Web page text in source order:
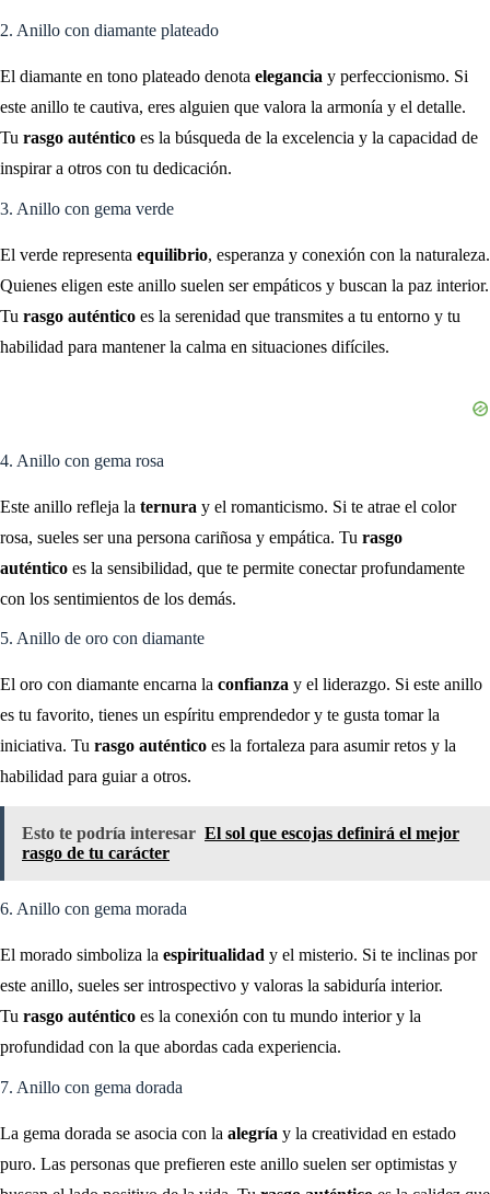
2. Anillo con diamante plateado
El diamante en tono plateado denota elegancia y perfeccionismo. Si
este anillo te cautiva, eres alguien que valora la armonía y el detalle.
Tu rasgo auténtico es la búsqueda de la excelencia y la capacidad de
inspirar a otros con tu dedicación.
3. Anillo con gema verde
El verde representa equilibrio, esperanza y conexión con la naturaleza.
Quienes eligen este anillo suelen ser empáticos y buscan la paz interior.
Tu rasgo auténtico es la serenidad que transmites a tu entorno y tu
habilidad para mantener la calma en situaciones difíciles.
4. Anillo con gema rosa
Este anillo refleja la ternura y el romanticismo. Si te atrae el color
rosa, sueles ser una persona cariñosa y empática. Tu rasgo
auténtico es la sensibilidad, que te permite conectar profundamente
con los sentimientos de los demás.
5. Anillo de oro con diamante
El oro con diamante encarna la confianza y el liderazgo. Si este anillo
es tu favorito, tienes un espíritu emprendedor y te gusta tomar la
iniciativa. Tu rasgo auténtico es la fortaleza para asumir retos y la
habilidad para guiar a otros.
Esto te podría interesar El sol que escojas definirá el mejor
rasgo de tu carácter
6. Anillo con gema morada
El morado simboliza la espiritualidad y el misterio. Si te inclinas por
este anillo, sueles ser introspectivo y valoras la sabiduría interior.
Tu rasgo auténtico es la conexión con tu mundo interior y la
profundidad con la que abordas cada experiencia.
7. Anillo con gema dorada
La gema dorada se asocia con la alegría y la creatividad en estado
puro. Las personas que prefieren este anillo suelen ser optimistas y